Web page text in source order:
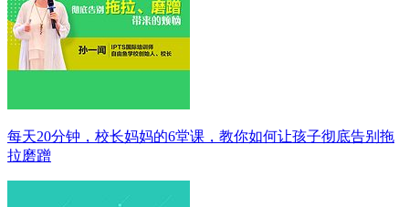
每天20分钟，校长妈妈的6堂课，教你如何让孩子彻底告别拖
拉磨蹭